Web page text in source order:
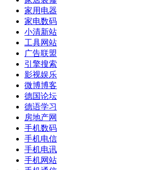
家用电器
家电数码
小清新站
工具网站
广告联盟
引擎搜索
影视娱乐
微博博客
德国论坛
德语学习
房地产网
手机数码
手机电信
手机电讯
手机网站